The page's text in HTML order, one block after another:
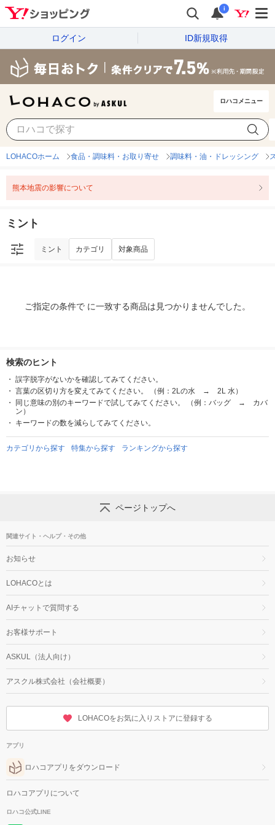
i
ログイン ID新規取得
ロハコメニュー
LOHACOホーム 食品・調味料・お取り寄せ 調味料・油・ドレッシング
熊本地震の影響について
ミント
ミント カテゴリ 対象商品
ご指定の条件で に一致する商品は見つかりませんでした。
検索のヒント
誤字脱字がないかを確認してみてください。
言葉の区切り方を変えてみてください。 （例：2Lの水 → 2L 水）
同じ意味の別のキーワードで試してみてください。 （例：バッグ → カバ
ン）
キーワードの数を減らしてみてください。
カテゴリから探す 特集から探す ランキングから探す
ページトップへ
関連サイト・ヘルプ・その他
お知らせ
LOHACOとは
AIチャットで質問する
お客様サポート
ASKUL（法人向け）
アスクル株式会社（会社概要）
LOHACOをお気に入りストアに登録する
アプリ
ロハコアプリをダウンロード
ロハコアプリについて
ロハコ公式LINE